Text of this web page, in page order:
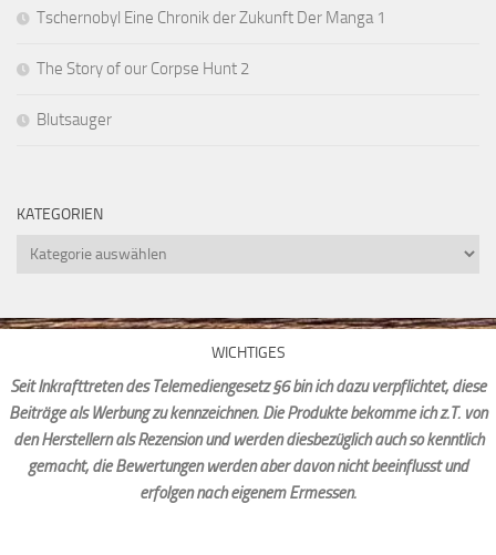
Tschernobyl Eine Chronik der Zukunft Der Manga 1
The Story of our Corpse Hunt 2
Blutsauger
KATEGORIEN
Kategorien
WICHTIGES
Seit Inkrafttreten des Telemediengesetz §6 bin ich dazu verpflichtet, diese
Beiträge als Werbung zu kennzeichnen. Die Produkte bekomme ich z.T. von
den Herstellern als Rezension und werden diesbezüglich auch so kenntlich
gemacht, die Bewertungen werden aber davon nicht beeinflusst und
erfolgen nach eigenem Ermessen.